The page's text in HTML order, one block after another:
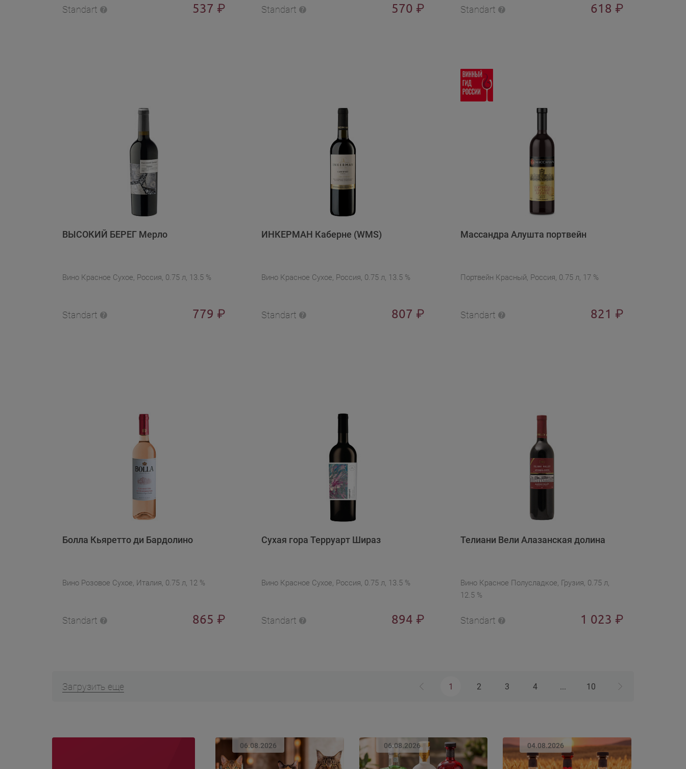
Standart 537 ₽ Standart 570 ₽ Standart 618 ₽
ВЫСОКИЙ БЕРЕГ Мерло
Вино Красное Сухое, Россия, 0.75 л, 13.5 %
Standart 779 ₽
ИНКЕРМАН Каберне (WMS)
Вино Красное Сухое, Россия, 0.75 л, 13.5 %
Standart 807 ₽
Массандра Алушта портвейн
Портвейн Красный, Россия, 0.75 л, 17 %
Standart 821 ₽
Болла Кьяретто ди Бардолино
Вино Розовое Сухое, Италия, 0.75 л, 12 %
Standart 865 ₽
Сухая гора Терруарт Шираз
Вино Красное Сухое, Россия, 0.75 л, 13.5 %
Standart 894 ₽
Телиани Вели Алазанская долина
Вино Красное Полусладкое, Грузия, 0.75 л,
12.5 %
Standart 1 023 ₽
Загрузить еще 1 2 3 4 ... 10
06.08.2026 06.08.2026 04.08.2026